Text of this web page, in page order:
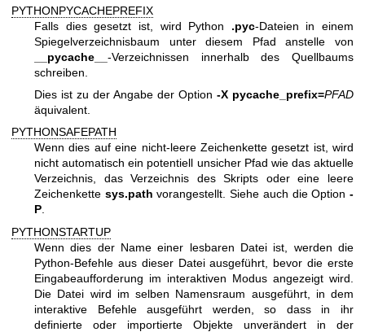
PYTHONPYCACHEPREFIX
Falls dies gesetzt ist, wird Python .pyc-Dateien in einem
Spiegelverzeichnisbaum unter diesem Pfad anstelle von
__pycache__ -Verzeichnissen innerhalb des Quellbaums
schreiben.
Dies ist zu der Angabe der Option -X pycache_prefix=PFAD
äquivalent.
PYTHONSAFEPATH
Wenn dies auf eine nicht-leere Zeichenkette gesetzt ist, wird
nicht automatisch ein potentiell unsicher Pfad wie das aktuelle
Verzeichnis, das Verzeichnis des Skripts oder eine leere
Zeichenkette sys.path vorangestellt. Siehe auch die Option-
P.
PYTHONSTARTUP
Wenn dies der Name einer lesbaren Datei ist, werden die
Python-Befehle aus dieser Datei ausgeführt, bevor die erste
Eingabeaufforderung im interaktiven Modus angezeigt wird.
Die Datei wird im selben Namensraum ausgeführt, in dem
interaktive Befehle ausgeführt werden, so dass in ihr
definierte oder importierte Objekte unverändert in der